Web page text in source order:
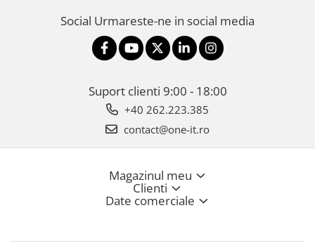
Social Urmareste-ne in social media
Suport clienti 9:00 - 18:00
+40 262.223.385
contact@one-it.ro
Magazinul meu
Clienti
Date comerciale